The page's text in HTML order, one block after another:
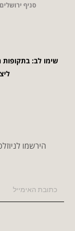
סניף ירושלים:
שימו לב: בתקופות
הירשמו